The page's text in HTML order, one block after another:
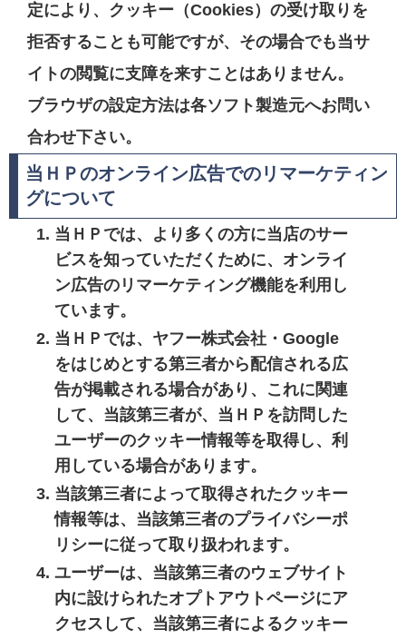
定により、クッキー（Cookies）の受け取りを
拒否することも可能ですが、その場合でも当サ
イトの閲覧に支障を来すことはありません。
ブラウザの設定方法は各ソフト製造元へお問い
合わせ下さい。
当ＨＰのオンライン広告でのリマーケティン
グについて
当ＨＰでは、より多くの方に当店のサー
ビスを知っていただくために、オンライ
ン広告のリマーケティング機能を利用し
ています。
当ＨＰでは、ヤフー株式会社・Google
をはじめとする第三者から配信される広
告が掲載される場合があり、これに関連
して、当該第三者が、当ＨＰを訪問した
ユーザーのクッキー情報等を取得し、利
用している場合があります。
当該第三者によって取得されたクッキー
情報等は、当該第三者のプライバシーポ
リシーに従って取り扱われます。
ユーザーは、当該第三者のウェブサイト
内に設けられたオプトアウトページにア
クセスして、当該第三者によるクッキー